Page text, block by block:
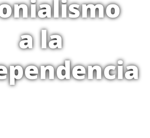
a la